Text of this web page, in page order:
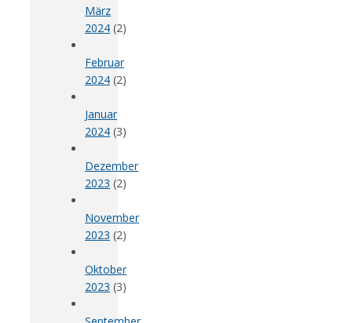
März
2024 (2)
Februar
2024 (2)
Januar
2024 (3)
Dezember
2023 (2)
November
2023 (2)
Oktober
2023 (3)